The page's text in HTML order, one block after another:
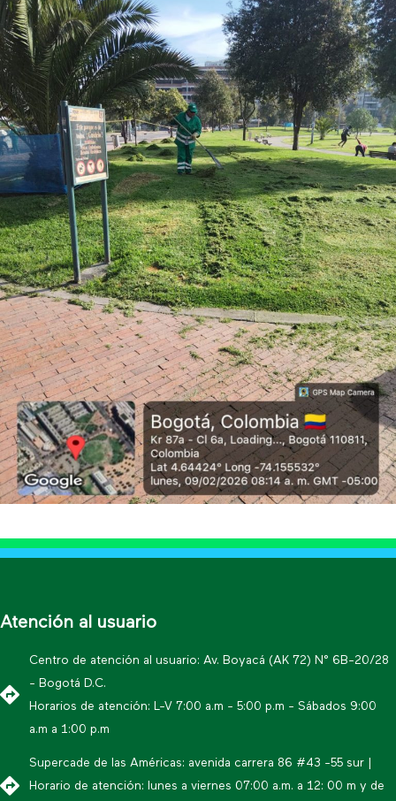
Atención al usuario
Centro de atención al usuario: Av. Boyacá (AK 72) N° 6B-20/28
- Bogotá D.C.
Horarios de atención: L-V 7:00 a.m - 5:00 p.m - Sábados 9:00
a.m a 1:00 p.m
Supercade de las Américas: avenida carrera 86 #43 -55 sur |
Horario de atención: lunes a viernes 07:00 a.m. a 12: 00 m y de